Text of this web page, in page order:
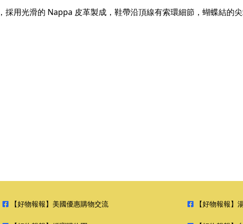
採用光滑的 Nappa 皮革製成，鞋帶沿頂線有索環細節，蝴蝶結的
【好物報報】美國優惠購物交流 【好物報報】